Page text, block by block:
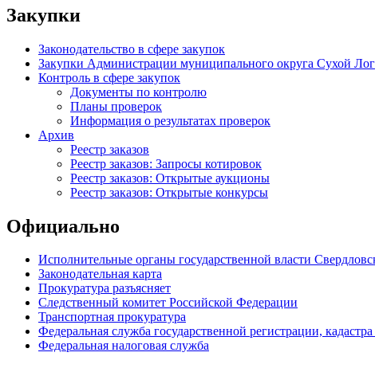
Закупки
Законодательство в сфере закупок
Закупки Администрации муниципального округа Сухой Лог
Контроль в сфере закупок
Документы по контролю
Планы проверок
Информация о результатах проверок
Архив
Реестр заказов
Реестр заказов: Запросы котировок
Реестр заказов: Открытые аукционы
Реестр заказов: Открытые конкурсы
Официально
Исполнительные органы государственной власти
Законодательная карта
Прокуратура разъясняет
Следственный комитет Российской Федерации
Транспортная прокуратура
Федеральная служба государственной регистрации,
Федеральная налоговая служба